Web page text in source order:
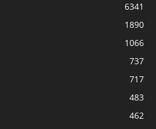
6341
1890
1066
737
717
483
462